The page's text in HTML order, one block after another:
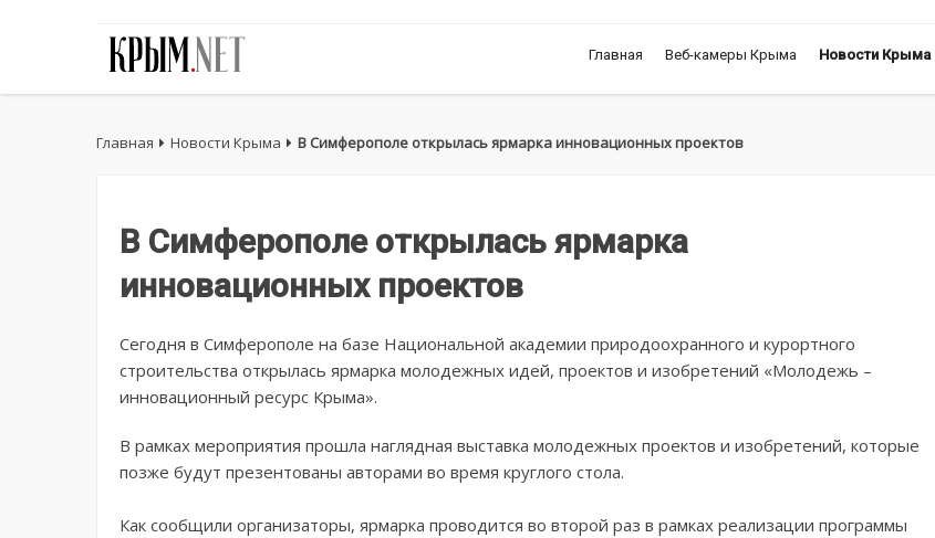
Главная Веб-камеры Крыма Новости Крыма
Главная Новости Крыма В Симферополе открылась ярмарка инновационных проектов
В Симферополе открылась ярмарка
инновационных проектов
Сегодня в Симферополе на базе Национальной академии природоохранного и курортного
строительства открылась ярмарка молодежных идей, проектов и изобретений «Молодежь –
инновационный ресурс Крыма».
В рамках мероприятия прошла наглядная выставка молодежных проектов и изобретений, которые
позже будут презентованы авторами во время круглого стола.
Как сообщили организаторы, ярмарка проводится во второй раз в рамках реализации программы